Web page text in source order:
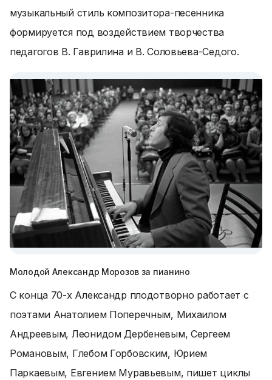
музыкальный стиль композитора-песенника
формируется под воздействием творчества
педагогов В. Гаврилина и В. Соловьева-Седого.
Молодой Александр Морозов за пианино
С конца 70-х Александр плодотворно работает с
поэтами Анатолием Поперечным, Михаилом
Андреевым, Леонидом Дербеневым, Сергеем
Романовым, Глебом Горбовским, Юрием
Паркаевым, Евгением Муравьевым, пишет циклы